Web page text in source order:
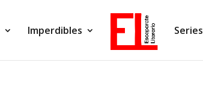
Imperdibles Series